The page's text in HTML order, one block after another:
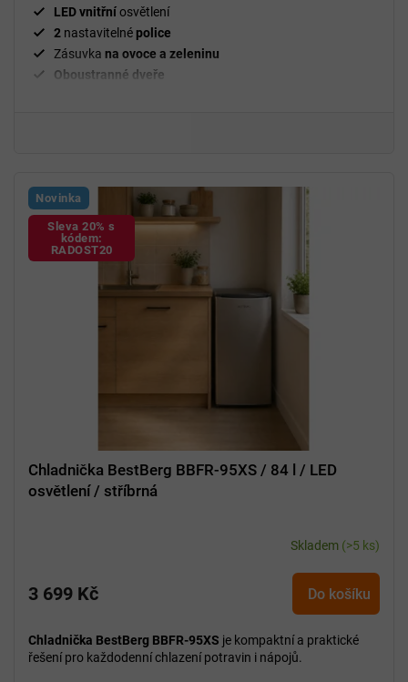
LED vnitřníosvětlení
2 nastavitelné police
Zásuvka na ovoce a zeleninu
Oboustranné dveře
Novinka
Sleva 20% s
kódem:
RADOST20
Chladnička BestBerg BBFR-95XS / 84 l / LED
osvětlení / stříbrná
Skladem (>5 ks)
3 699 Kč Do košíku
Chladnička BestBerg BBFR-95XS je kompaktní a praktické
řešení pro každodenní chlazení potravin i nápojů.